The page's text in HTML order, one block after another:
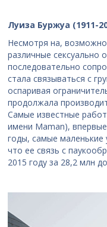
Луиза Буржуа (1911-
Несмотря на,
различные сексуально
последовательно
стала связываться с
оспаривая
продолжала
Самые известные
имени Maman),
годы, самые
что ее связь с
2015 году за 28,2 млн